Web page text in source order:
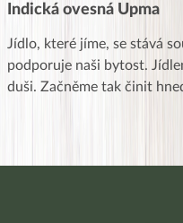
Indická ovesná Upma
Jídlo, které jíme, se stává
podporuje naši bytost.
duši. Začněme tak činit